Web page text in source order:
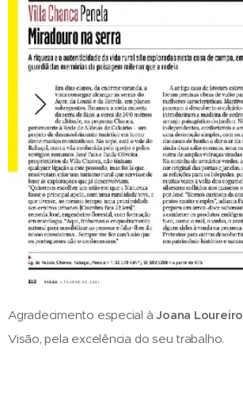
Agradecimento especial àJoana Loureiro
Visão, pela excelência do seu trabalho.